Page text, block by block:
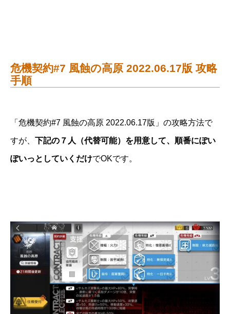
危機契約#7 風蝕の高原 2022.06.17版 攻略
手順
「危機契約#7 風蝕の高原 2022.06.17版」の攻略方法で
すが、 下記の７人（代替可能）を用意して、順番にぽい
ぽいっとしていくだけでOKです。